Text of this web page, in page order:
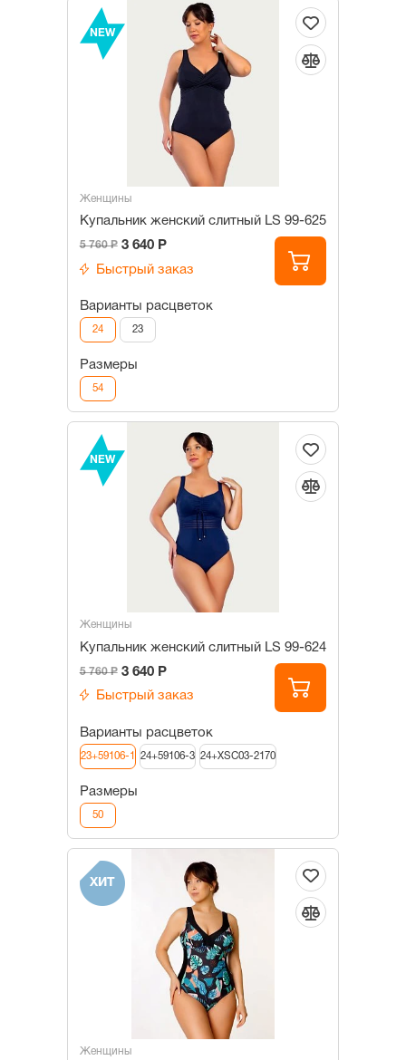
NEW
Женщины
Купальник женский слитный LS 99-625
5 760 Р 3 640 Р
Быстрый заказ
Варианты расцветок
24 23
Размеры
54
NEW
Женщины
Купальник женский слитный LS 99-624
5 760 Р 3 640 Р
Быстрый заказ
Варианты расцветок
23+59106-1 24+59106-3 24+XSC03-2170
Размеры
50
ХИТ
Женщины